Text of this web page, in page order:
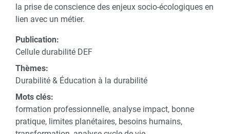
la prise de conscience des enjeux socio-écologiques en
lien avec un métier.
Publication:
Cellule durabilité DEF
Thèmes:
Durabilité & Éducation à la durabilité
Mots clés:
formation professionnelle, analyse impact, bonne
pratique, limites planétaires, besoins humains,